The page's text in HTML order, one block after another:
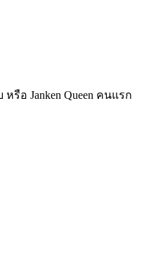
รือ Janken Queen คนแรก